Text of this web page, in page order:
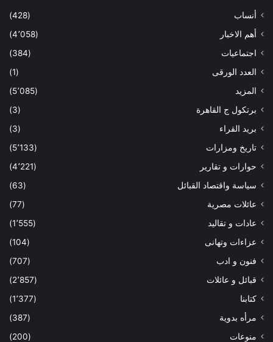
أنساب
(428)
أهم الاخبار
(4٬058)
اجتماعيات
(384)
العدد الورقى
(1)
المزيد
(5٬085)
برتكول ج القاهرة
(3)
بريد القراء
(3)
تاريخ ومزارات
(5٬133)
حوارات و تقارير
(4٬221)
سياسة واقتصاد القبائل
(63)
عائلات مصرية
(77)
عادات و تقاليد
(1٬555)
عزاءات وتهانى
(104)
فنون و ادب
(707)
قبائل و عائلات
(2٬857)
كتابنا
(1٬377)
مرأه بدوية
(387)
منوعات
(200)